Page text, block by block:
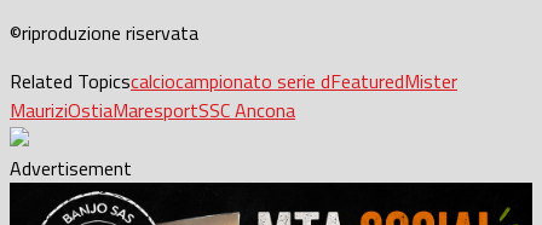
©riproduzione riservata
Related Topicscalciocampionato serie dFeaturedMister
MauriziOstiaMaresportSSC Ancona
Advertisement